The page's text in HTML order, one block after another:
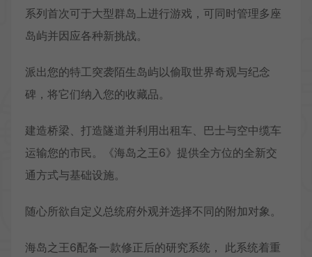
系列首次可于大型群岛上进行游戏，可同时管理多座
岛屿并因应各种新挑战。
派出您的特工突袭陌生岛屿以偷取世界奇观与纪念
碑，将它们纳入您的收藏品。
建造桥梁、打造隧道并利用出租车、巴士与空中缆车
运输您的市民。《海岛之王6》提供全方位的全新交
通方式与基础设施。
随心所欲自定义总统府外观并选择不同的附加对象。
海岛之王6配备一款修正后的研究系统， 此系统着重